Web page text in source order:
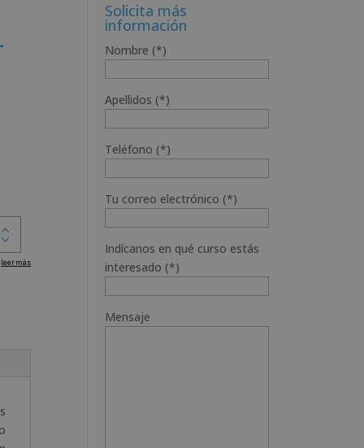
Solicita más
información
Nombre (*)
Apellidos (*)
Teléfono (*)
Tu correo electrónico (*)
Indícanos en qué curso estás
interesado (*)
Mensaje